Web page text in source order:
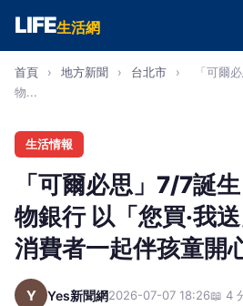
LIFE生活網
首頁 › 地方新聞 › 台北市 ›
「可爾
物...
生活情報
「可爾必思」7/7誕
物銀行 以「您買‧我
消費者一起伴孩童開
Y Yes新聞網2026-07-07 18:26📖 4